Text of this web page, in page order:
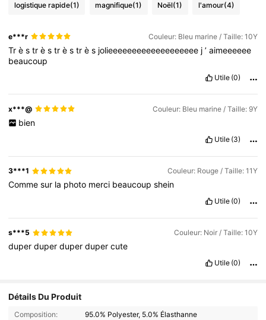
logistique rapide(1) magnifique(1) Noël(1) l'amour(4)
e***r Couleur: Bleu marine / Taille: 10Y
Trèstrèstrèstrès jolieeeeeeeeeeeeeeeeeee j’aimeeeeee
beaucoup
Utile (0)
x***@ Couleur: Bleu marine / Taille: 9Y
bien
Utile (3)
3***1 Couleur: Rouge / Taille: 11Y
Commesur la photo merci beaucoupshein
Utile (0)
s***5 Couleur: Noir / Taille: 10Y
duperduperduperdupercute
Utile (0)
Détails Du Produit
Composition: 95.0% Polyester, 5.0% Élasthanne